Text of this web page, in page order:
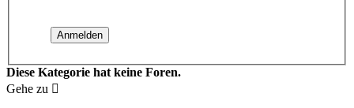
Diese Kategorie hat keine Foren.
Gehe zu